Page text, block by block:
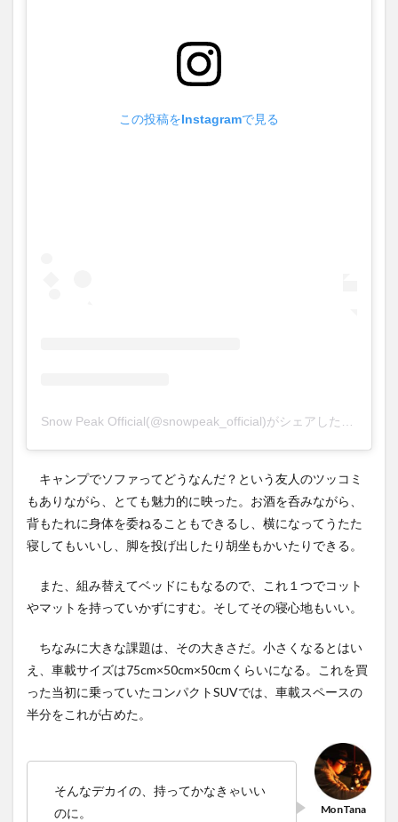
この投稿をInstagramで見る
Snow Peak Official(@snowpeak_official)がシェアした投稿
キャンプでソファってどうなんだ？という友人のツッコミ
もありながら、とても魅力的に映った。お酒を呑みながら、
背もたれに身体を委ねることもできるし、横になってうたた
寝してもいいし、脚を投げ出したり胡坐もかいたりできる。
また、組み替えてベッドにもなるので、これ１つでコット
やマットを持っていかずにすむ。そしてその寝心地もいい。
ちなみに大きな課題は、その大きさだ。小さくなるとはい
え、車載サイズは75cm×50cm×50cmくらいになる。これを買
った当初に乗っていたコンパクトSUVでは、車載スペースの
半分をこれが占めた。
そんなデカイの、持ってかなきゃいい
のに。